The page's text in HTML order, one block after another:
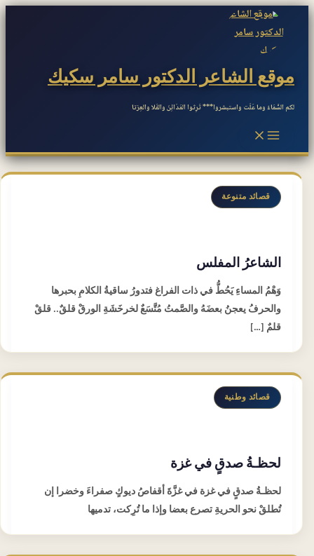
تخطي
موقع الشاعر الدكتور سامر سكيك
لكم السَّمَاءُ وما عَلَت واستبشروا*** تَرِثوا المَدَائِنَ والفَلا والعِزتا
Main
Menu
قصائد متنوعة
الشاعرُ المفلس
وَهْمُ المساءِ يَحُطُّ في ذات الفراغ فتدورُ ساقيةُ الكلامِ بحبرها
والحرفُ يعجنُ بعضَهُ والصَّمتُ مُتَّسَعٌ لخرخَشَةِ الورقْ قلقٌ.. قلقْ
قلمٌ […]
قصائد وطنية
لحظـةُ صدقٍ في غزة
لحظـةُ صدقٍ في غزة في غزَّةَ أقفاصُ ديوكٍ صفراءَ وخضرا إن
تُطلقْ نحو الحريةِ تصرع بعضا وإذا ما تُرِكت، تدميها